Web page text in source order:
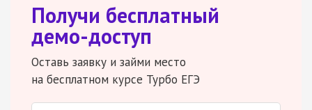
Получи бесплатный
демо-доступ
Оставь заявку и займи место
на бесплатном курсе Турбо ЕГЭ